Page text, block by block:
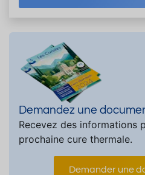
Demandez une
Recevez des informations
prochaine cure thermale.
Demander une